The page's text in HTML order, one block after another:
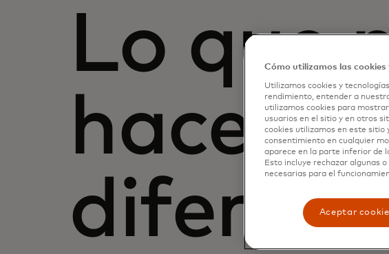
Lo que
hace
Cómo utilizamos las
Utilizamos cookies y
rendimiento, entender a
utilizamos cookies para
usuarios en el sitio y en otros
cookies utilizamos en este sitio
consentimiento en cualquier
aparece en la parte inferior de
Esto incluye rechazar algunas
necesarias para el
Aceptar